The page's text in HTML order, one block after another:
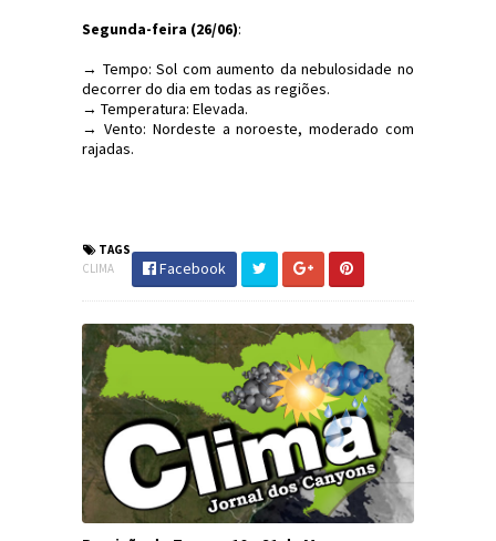
Segunda-feira (26/06):
→ Tempo: Sol com aumento da nebulosidade no
decorrer do dia em todas as regiões.
→ Temperatura: Elevada.
→ Vento: Nordeste a noroeste, moderado com
rajadas.
TAGS
CLIMA
Facebook